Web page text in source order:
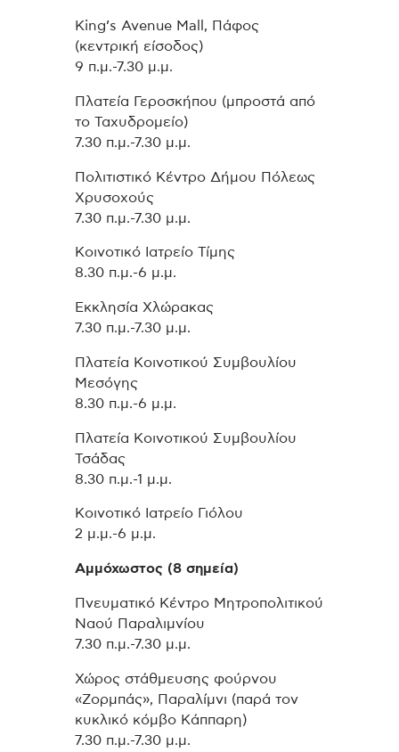
King’s Avenue Mall, Πάφος
(κεντρική είσοδος)
9 π.μ.-7.30 μ.μ.
Πλατεία Γεροσκήπου (μπροστά από
το Ταχυδρομείο)
7.30 π.μ.-7.30 μ.μ.
Πολιτιστικό Κέντρο Δήμου Πόλεως
Χρυσοχούς
7.30 π.μ.-7.30 μ.μ.
Κοινοτικό Ιατρείο Τίμης
8.30 π.μ.-6 μ.μ.
Εκκλησία Χλώρακας
7.30 π.μ.-7.30 μ.μ.
Πλατεία Κοινοτικού Συμβουλίου
Μεσόγης
8.30 π.μ.-6 μ.μ.
Πλατεία Κοινοτικού Συμβουλίου
Τσάδας
8.30 π.μ.-1 μ.μ.
Κοινοτικό Ιατρείο Γιόλου
2 μ.μ.-6 μ.μ.
Αμμόχωστος (8 σημεία)
Πνευματικό Κέντρο Μητροπολιτικού
Ναού Παραλιμνίου
7.30 π.μ.-7.30 μ.μ.
Χώρος στάθμευσης φούρνου
«Ζορμπάς», Παραλίμνι (παρά τον
κυκλικό κόμβο Κάππαρη)
7.30 π.μ.-7.30 μ.μ.